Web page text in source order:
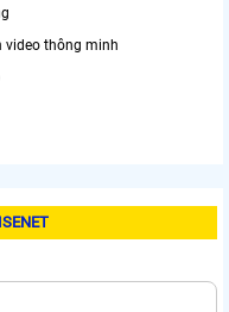
video thông minh